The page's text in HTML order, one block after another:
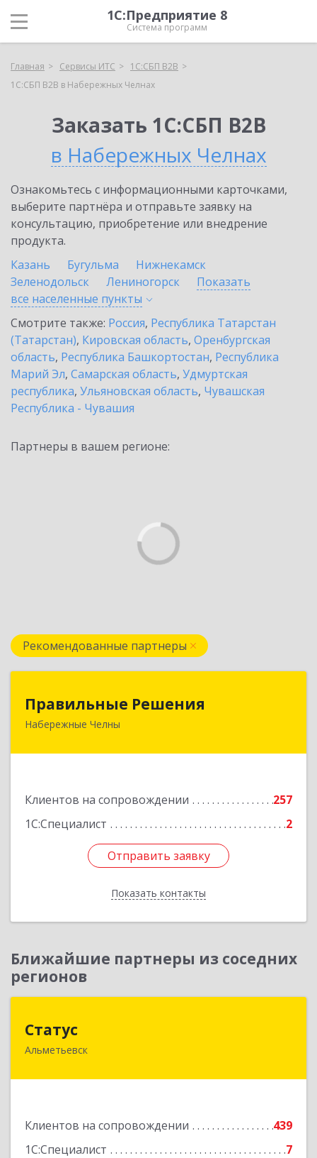
1С:Предприятие 8
Система программ
Главная Сервисы ИТС
1С:СБП B2B
1С:СБП B2B в Набережных Челнах
Заказать 1С:СБП B2B
в Набережных Челнах
Ознакомьтесь с информационными карточками,
выберите партнёра и отправьте заявку на
консультацию, приобретение или внедрение
продукта.
Казань
Бугульма
Нижнекамск
Зеленодольск
Лениногорск
Показать
все населенные пункты
Смотрите также: Россия, Республика Татарстан
(Татарстан), Кировская область, Оренбургская
область, Республика Башкортостан, Республика
Марий Эл, Самарская область, Удмуртская
республика, Ульяновская область, Чувашская
Республика - Чувашия
Партнеры в вашем регионе:
Рекомендованные партнеры
Правильные Решения
Набережные Челны
Клиентов на сопровождении
257
1С:Специалист
2
Отправить заявку
Показать контакты
423832, Татарстан Респ, Набережные Челны г,
Отправить заявку
Назад
Ближайшие партнеры из соседних
регионов
Статус
Альметьевск
Клиентов на сопровождении
439
1С:Специалист
7
423450, Татарстан Респ, Альметьевск г, Мира